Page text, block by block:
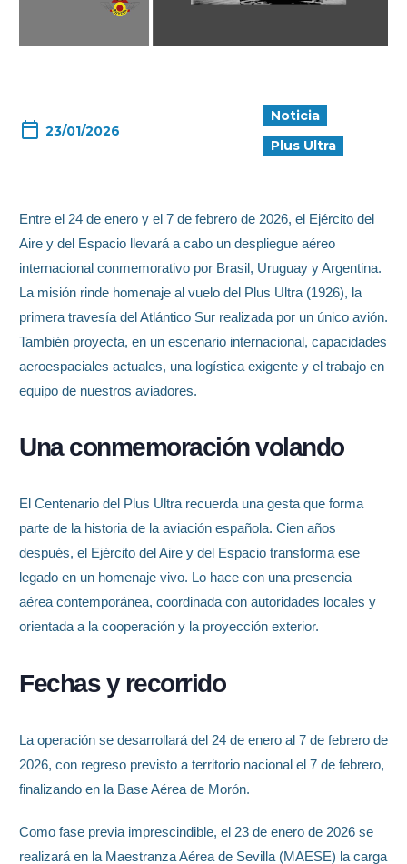
23/01/2026
Noticia
Plus Ultra
Entre el 24 de enero y el 7 de febrero de 2026, el Ejército del
Aire y del Espacio llevará a cabo un despliegue aéreo
internacional conmemorativo por Brasil, Uruguay y Argentina.
La misión rinde homenaje al vuelo del Plus Ultra (1926), la
primera travesía del Atlántico Sur realizada por un único avión.
También proyecta, en un escenario internacional, capacidades
aeroespaciales actuales, una logística exigente y el trabajo en
equipo de nuestros aviadores.
Una conmemoración volando
El Centenario del Plus Ultra recuerda una gesta que forma
parte de la historia de la aviación española. Cien años
después, el Ejército del Aire y del Espacio transforma ese
legado en un homenaje vivo. Lo hace con una presencia
aérea contemporánea, coordinada con autoridades locales y
orientada a la cooperación y la proyección exterior.
Fechas y recorrido
La operación se desarrollará del 24 de enero al 7 de febrero de
2026, con regreso previsto a territorio nacional el 7 de febrero,
finalizando en la Base Aérea de Morón.
Como fase previa imprescindible, el 23 de enero de 2026 se
realizará en la Maestranza Aérea de Sevilla (MAESE) la carga